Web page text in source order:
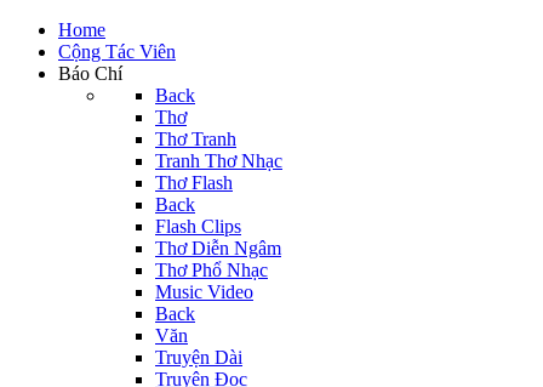
Home
Cộng Tác Viên
Báo Chí
Back
Thơ
Thơ Tranh
Tranh Thơ Nhạc
Thơ Flash
Back
Flash Clips
Thơ Diễn Ngâm
Thơ Phổ Nhạc
Music Video
Back
Văn
Truyện Dài
Truyện Đọc